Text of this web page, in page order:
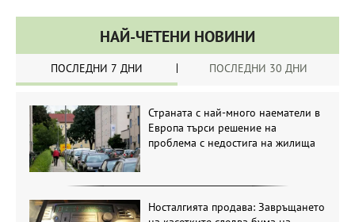
НАЙ-ЧЕТЕНИ НОВИНИ
ПОСЛЕДНИ 7 ДНИ ПОСЛЕДНИ 30 ДНИ
Страната с най-много наематели в
Европа търси решение на
проблема с недостига на жилища
Носталгията продава: Завръщането